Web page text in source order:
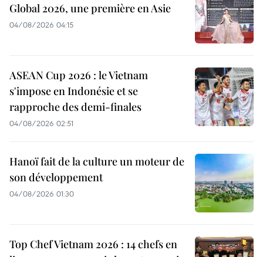
Global 2026, une première en Asie
04/08/2026 04:15
ASEAN Cup 2026 : le Vietnam
s'impose en Indonésie et se
rapproche des demi-finales
04/08/2026 02:51
Hanoï fait de la culture un moteur de
son développement
04/08/2026 01:30
Top Chef Vietnam 2026 : 14 chefs en